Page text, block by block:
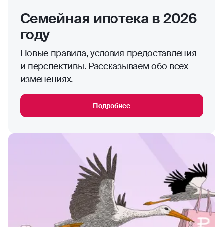
Семейная ипотека в 2026
году
Новые правила, условия предоставления
и перспективы. Рассказываем обо всех
изменениях.
Подробнее